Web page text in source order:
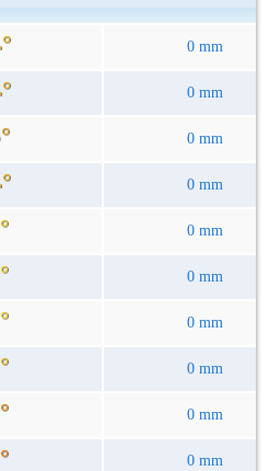
0 mm
0 mm
0 mm
0 mm
0 mm
0 mm
0 mm
0 mm
0 mm
0 mm